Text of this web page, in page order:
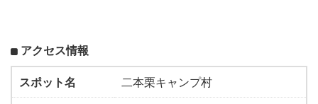
アクセス情報
スポット名
二本栗キャンプ村